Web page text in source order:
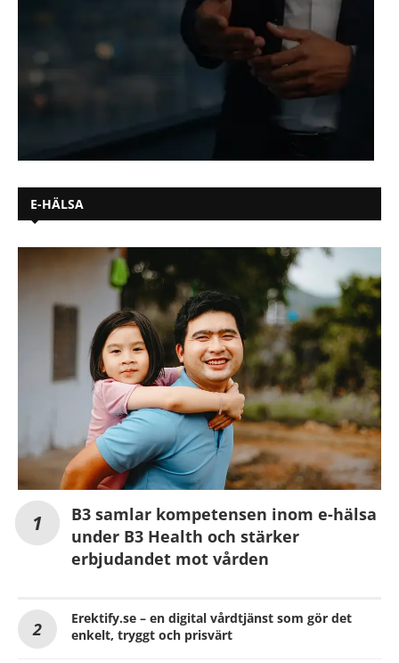
E-HÄLSA
B3 samlar kompetensen inom e-hälsa
under B3 Health och stärker
erbjudandet mot vården
Erektify.se – en digital vårdtjänst som gör det
enkelt, tryggt och prisvärt